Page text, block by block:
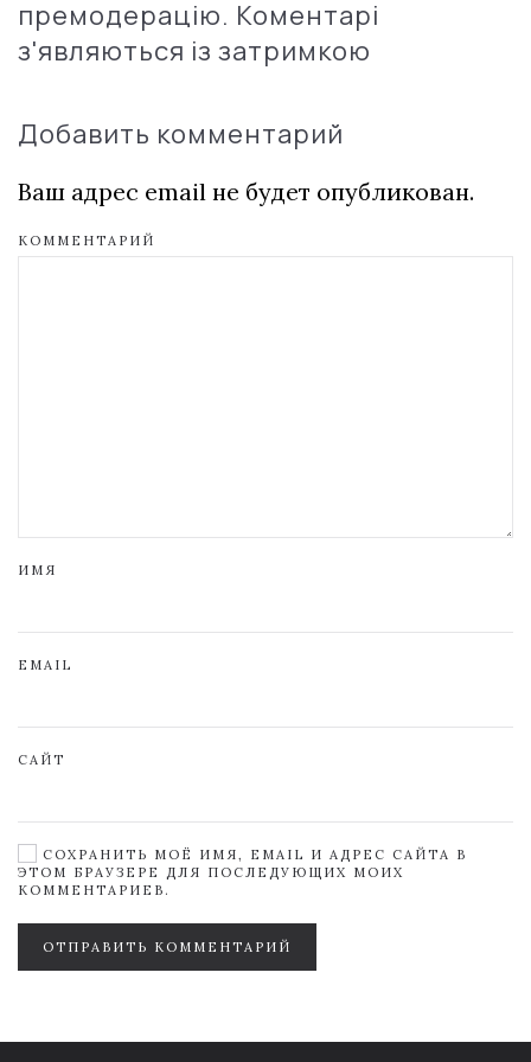
премодерацію. Коментарі
з'являються із затримкою
Добавить комментарий
Ваш адрес email не будет опубликован.
КОММЕНТАРИЙ
ИМЯ
EMAIL
САЙТ
СОХРАНИТЬ МОЁ ИМЯ, EMAIL И АДРЕС САЙТА В
ЭТОМ БРАУЗЕРЕ ДЛЯ ПОСЛЕДУЮЩИХ МОИХ
КОММЕНТАРИЕВ.
ОТПРАВИТЬ КОММЕНТАРИЙ